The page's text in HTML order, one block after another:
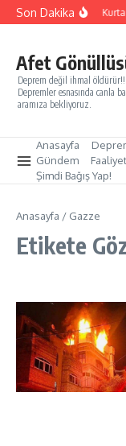
İçeriğe atla
Son DakikaYarınları
Afet
Deprem değil ihmal
Depremler esnasında canla
aramıza bekliyoruz.
Anasayfa
Gündem
Şimdi Bağış Yap!
Anasayfa / Gazze
Etikete